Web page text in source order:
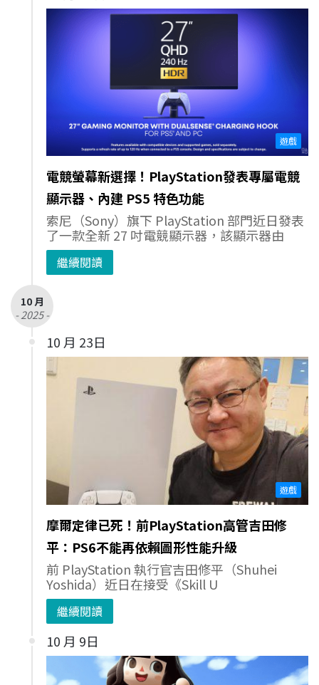
遊戲
電競螢幕新選擇！PlayStation發表專屬電競
顯示器、內建 PS5 特色功能
索尼（Sony）旗下 PlayStation 部門近日發表
了一款全新 27 吋電競顯示器，該顯示器由
繼續閱讀
10 月
- 2025 -
10 月 23日
遊戲
摩爾定律已死！前PlayStation高管吉田修
平：PS6不能再依賴圖形性能升級
前 PlayStation 執行官吉田修平（Shuhei
Yoshida）近日在接受《Skill U
繼續閱讀
10 月 9日